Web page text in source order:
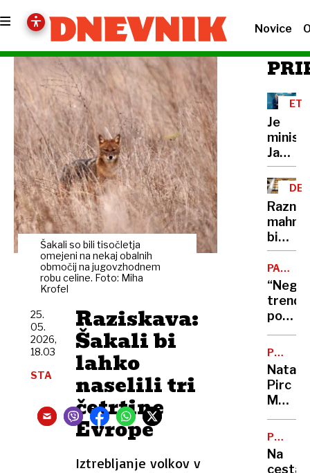
Novice
Šakali so bili tisočletja
omejeni na nekaj obalnih
območij na jugovzhodnem
robu celine. Foto: Miha
Krofel
Raziskava:
Šakali bi
lahko
naselili tri
četrtine
Evrope
Iztrebljanje volkov v
25.
05.
2026,
18.03
STA
Je
Janez
Cigler
Kralj
le
ali
Razni
bi
kar
PADEC
trend
porabe
piva
se
ne
bo
na
noben
način”
PO
NESREČI
Nataša
Pirc
Musar:
"Težko
mi
je,
zelo
Na
cestah